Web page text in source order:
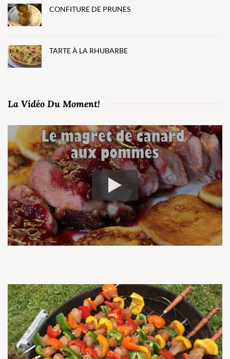
CONFITURE DE PRUNES
TARTE À LA RHUBARBE
La Vidéo Du Moment!